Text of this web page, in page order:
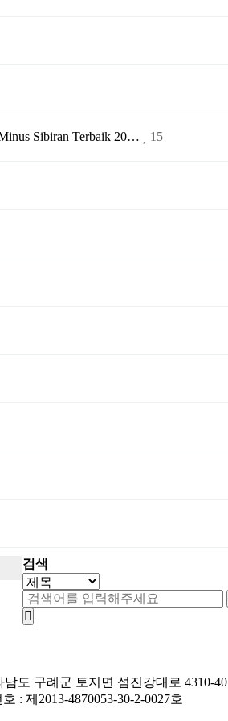
Sibiran Terbaik 20… 15
검색
도 구례군 토지면 섬진강대로 4310-40
: 제2013-4870053-30-2-0027호